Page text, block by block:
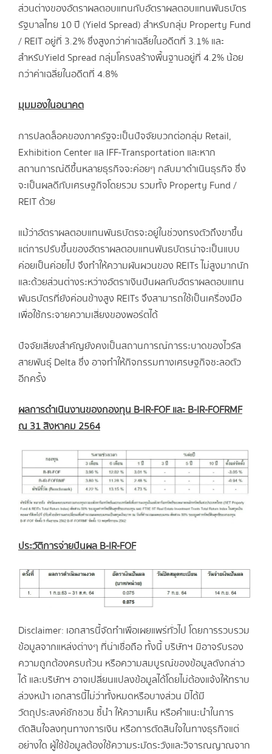
ส่วนต่างของอัตราผลตอบแทนกับอัตราผลตอบแทนพันธบัตร
รัฐบาลไทย 10 ปี (Yield Spread) สำหรับกลุ่ม Property Fund
/ REIT อยู่ที่ 3.2% ซึ่งสูงกว่าค่าเฉลี่ยในอดีตที่ 3.1% และ
สำหรับYield Spread กลุ่มโครงสร้างพื้นฐานอยู่ที่ 4.2% น้อย
กว่าค่าเฉลี่ยในอดีตที่ 4.8%
มุมมองในอนาคต
การปลดล็อคของภาครัฐจะเป็นปัจจัยบวกต่อกลุ่ม Retail,
Exhibition Center แล IFF-Transportation และหาก
สถานการณ์ดีขึ้นหลายธุรกิจจะค่อยๆ กลับมาดำเนินธุรกิจ ซึ่ง
จะเป็นผลดีกับเศรษฐกิจโดยรวม รวมทั้ง Property Fund /
REIT ด้วย
แม้ว่าอัตราผลตอบแทนพันธบัตรจะอยู่ในช่วงทรงตัวถึงขาขึ้น
แต่การปรับขึ้นของอัตราผลตอบแทนพันธบัตรน่าจะเป็นแบบ
ค่อยเป็นค่อยไป จึงทำให้ความผันผวนของ REITs ไม่สูงมากนัก
และด้วยส่วนต่างระหว่างอัตราเงินปันผลกับอัตราผลตอบแทน
พันธบัตรที่ยังค่อนข้างสูง REITs จึงสามารถใช้เป็นเครื่องมือ
เพื่อใช้กระจายความเสี่ยงของพอร์ตได้
ปัจจัยเสี่ยงสำคัญยังคงเป็นสถานการณ์การระบาดของไวรัส
สายพันธุ์ Delta ซึ่ง อาจทำให้กิจกรรมทางเศรษฐกิจชะลอตัว
อีกครั้ง
ผลการดำเนินงานของกองทุน B-IR-FOF และ B-IR-FOFRMF
ณ 31 สิงหาคม 2564
ประวัติการจ่ายปันผล B-IR-FOF
Disclaimer: เอกสารนี้จัดทำเพื่อเผยแพร่ทั่วไป โดยการรวบรวม
ข้อมูลจากแหล่งต่างๆ ที่น่าเชื่อถือ ทั้งนี้ บริษัทฯ มิอาจรับรอง
ความถูกต้องครบถ้วน หรือความสมบูรณ์ของข้อมูลดังกล่าว
ได้ และบริษัทฯ อาจเปลี่ยนแปลงข้อมูลได้โดยไม่ต้องแจ้งให้ทราบ
ล่วงหน้า เอกสารนี้ไม่ว่าทั้งหมดหรือบางส่วน มิได้มี
วัตถุประสงค์ชักชวน ชี้นำ ให้ความเห็น หรือคำแนะนำในการ
ตัดสินใจลงทุนทางการเงิน หรือการตัดสินใจในทางธุรกิจแต่
อย่างใด ผู้ใช้ข้อมูลต้องใช้ความระมัดระวังและวิจารณญาณจาก